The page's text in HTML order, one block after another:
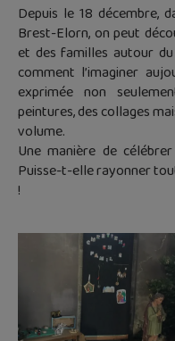
Depuis le 18 décembre,
Brest-Elorn, on peut
et des familles autour
comment l’imaginer
exprimée non
peintures, des collages
volume.
Une manière de
Puisse-t-elle rayonner
!